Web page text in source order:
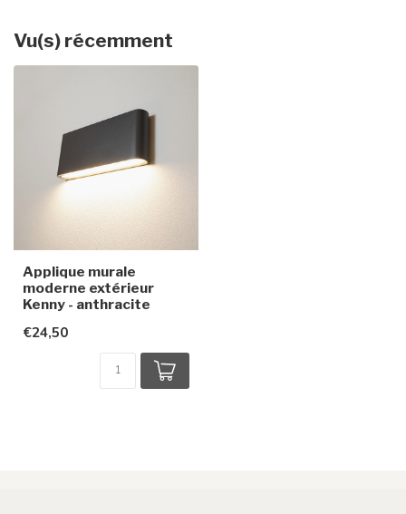
Vu(s) récemment
Applique murale
moderne extérieur
Kenny - anthracite
€24,50